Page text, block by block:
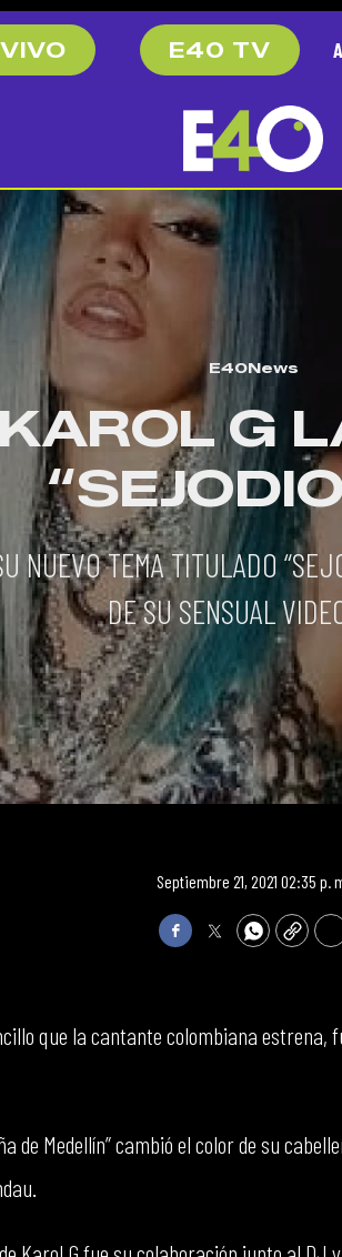
E40 TV
E40News
KAROL G
NUEVO TEMA TITULADO
DE SU SENSUAL
Septiembre 21, 2021 02:35 p.
FacebookTwitterWhatsApp
Copy
que la cantante colombiana estrena,
de Medellín” cambió el color de su